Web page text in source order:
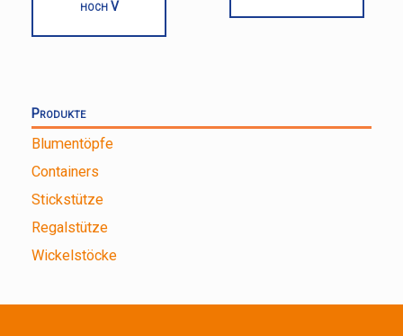
hoch V
Produkte
Blumentöpfe
Containers
Stickstütze
Regalstütze
Wickelstöcke